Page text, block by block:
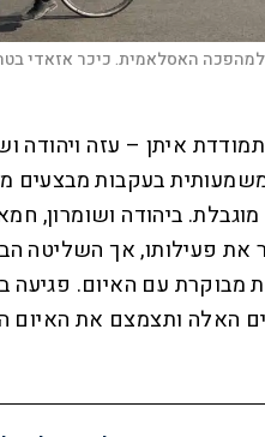
איתן – עזה ויהודה
בעקבות מבצעים
ביהודה ושומרון,
את פעילותו, אך השליטה
עם האיום. פגיעה
האלה ותצמצם את האיום